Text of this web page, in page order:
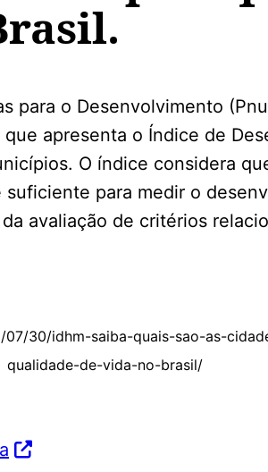
para o Desenvolvimento
apresenta o Índice de
O índice considera
para medir o
avaliação de critérios
30/idhm-saiba-quais-sao-as-
qualidade-de-vida-no-brasil/